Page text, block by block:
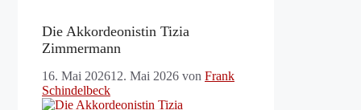
Die Akkordeonistin Tizia
Zimmermann
16. Mai 202612. Mai 2026 von Frank
Schindelbeck